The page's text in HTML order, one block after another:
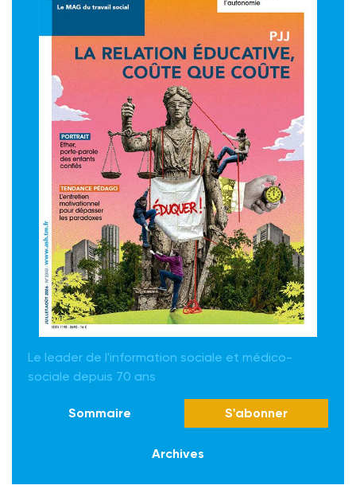
Le leader de l'information sociale et médico-
sociale depuis 70 ans
Sommaire S'abonner
Archives